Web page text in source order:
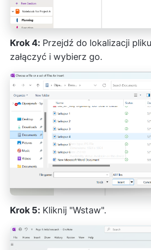
Krok 4: Przejdź do lokalizacji
załączyć i wybierz go.
Krok 5: Kliknij "Wstaw".